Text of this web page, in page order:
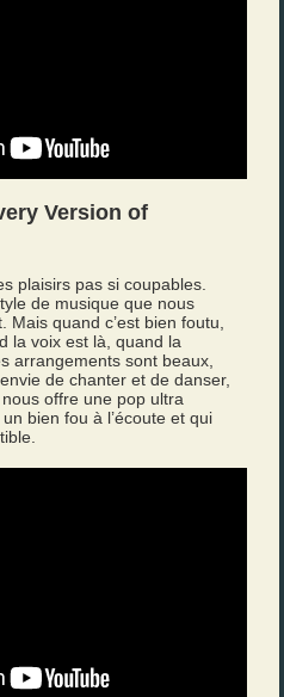
Version of
plaisirs pas si coupables.
de musique que nous
quand c’est bien foutu,
la voix est là, quand la
arrangements sont beaux,
de chanter et de danser,
nous offre une pop ultra
bien fou à l’écoute et qui